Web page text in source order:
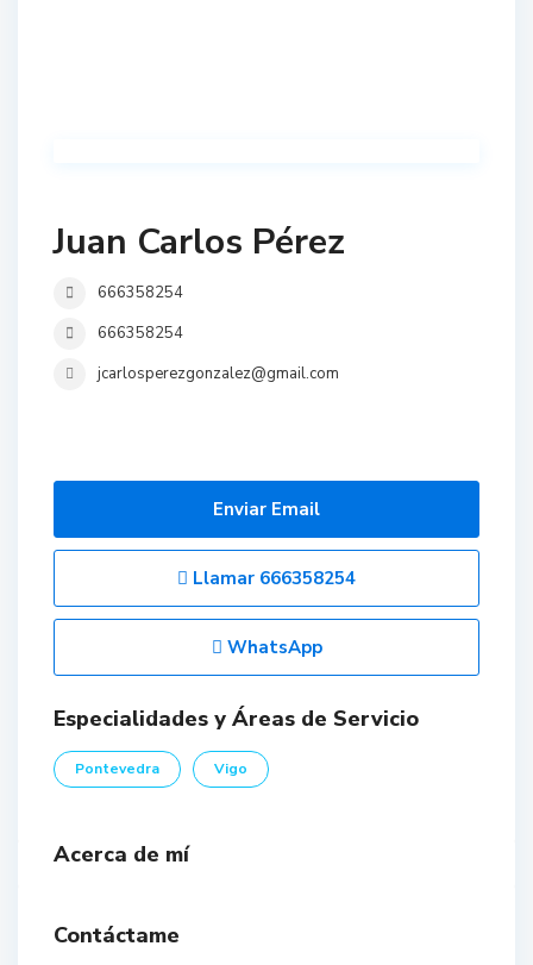
Juan Carlos Pérez
666358254
666358254
jcarlosperezgonzalez@gmail.com
Enviar Email
Llamar 666358254
WhatsApp
Especialidades y Áreas de Servicio
Pontevedra Vigo
Acerca de mí
Contáctame